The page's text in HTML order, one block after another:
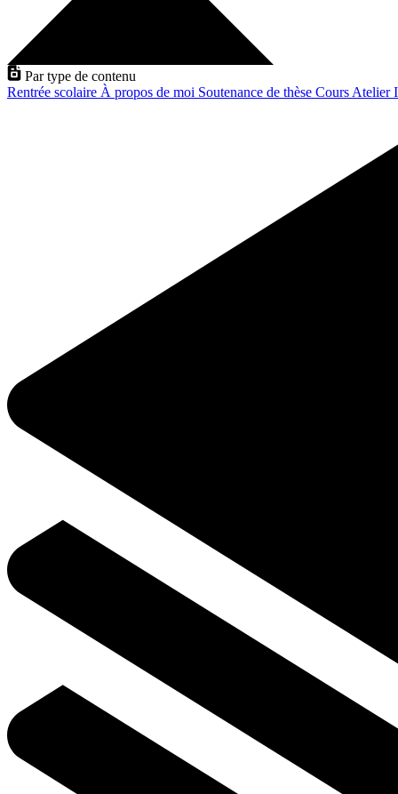
Par type de contenu
Rentrée scolaire À propos de moi Soutenance de thèse Cours Atelier